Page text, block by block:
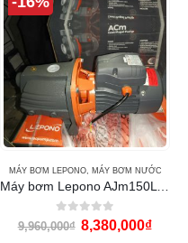
MÁY BƠM LEPONO, MÁY BƠM NƯỚC
0out of 5
9,960,000₫ 8,380,000₫